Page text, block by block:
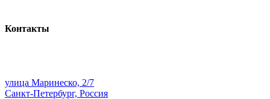
Контакты
улица Маринеско, 2/7
Санкт-Петербург, Россия